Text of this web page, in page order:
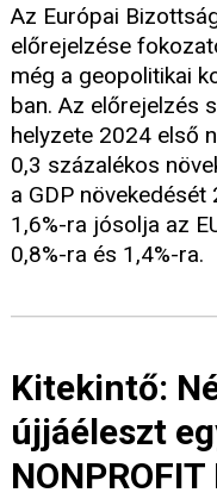
Az Európai
előrejelzése
még a geopolitikai
ban. Az előrejelzés
helyzete 2024 első
0,3 százalékos
a GDP
1,6%-ra jósolja az
0,8%-ra és 1,4%-ra.
Kitekintő:
újjáéleszt